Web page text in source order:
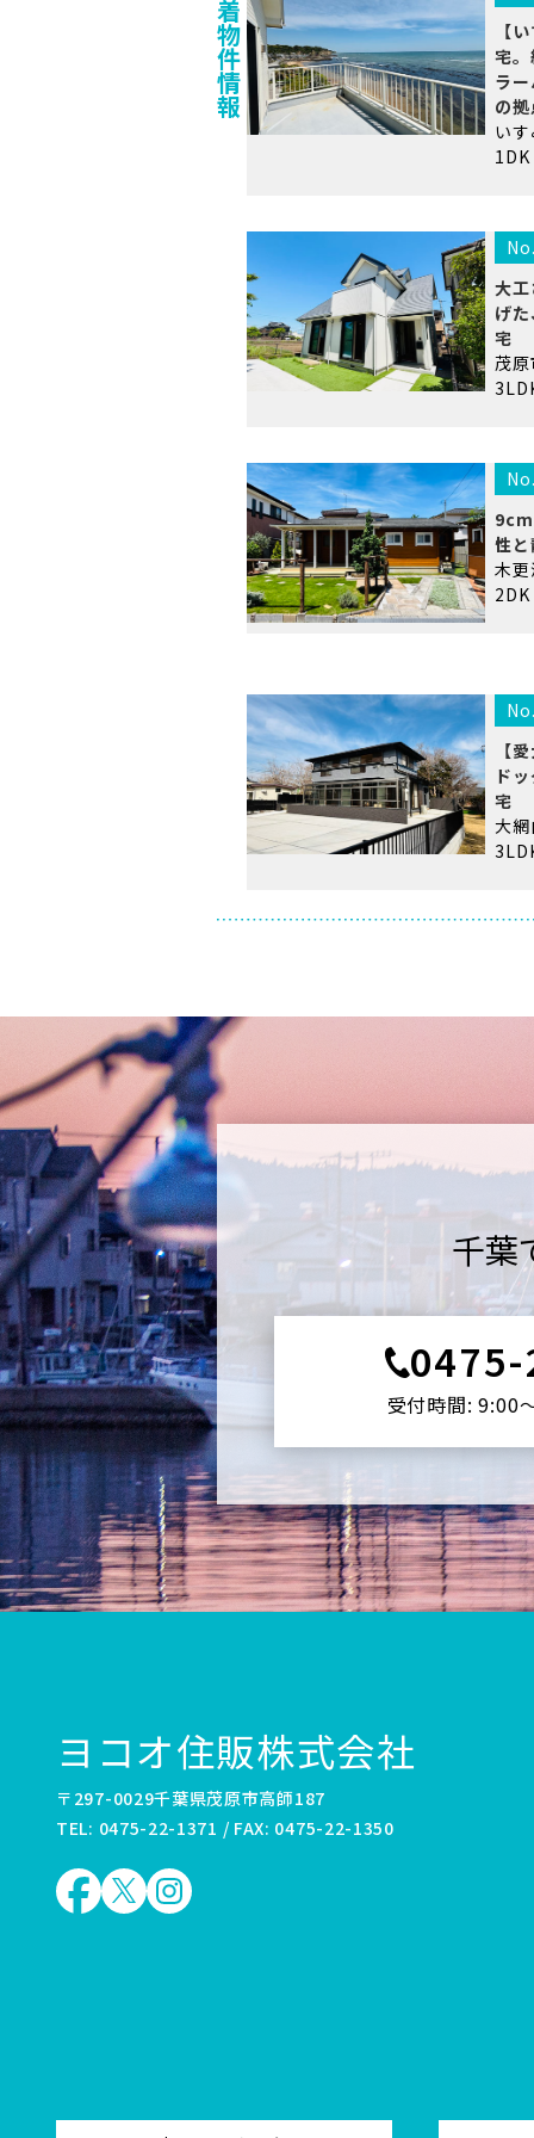
着
物
件
情
報
【
宅
ラ
の
い
大
げ
宅
茂
性
木
【
ド
宅
大
千葉
受付時間: 9:00
ヨコオ住販株式会社
〒297-0029千葉県茂原市高師187
TEL: 0475-22-1371 / FAX: 0475-22-1350